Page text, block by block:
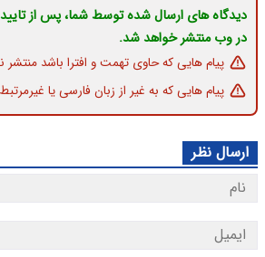
دیدگاه های ارسال شده توسط شما، پس از
در وب منتشر خواهد شد.
پیام هایی که حاوی تهمت و افترا باشد
پیام هایی که به غیر از زبان فارسی یا
ارسال نظر